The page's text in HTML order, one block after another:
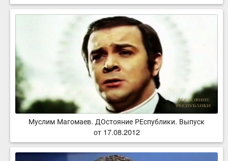
Муслим Магомаев. ДОстояние РЕспублики. Выпуск
от 17.08.2012